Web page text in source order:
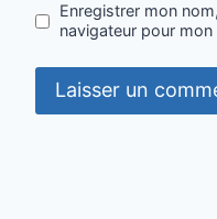
Enregistrer mon
navigateur pour